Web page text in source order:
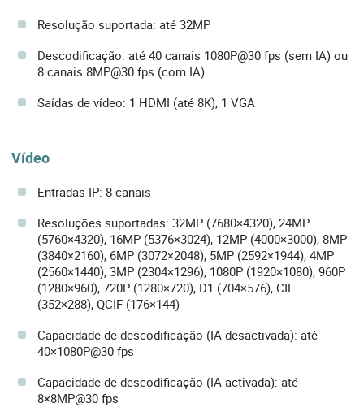
Resolução suportada: até 32MP
Descodificação: até 40 canais 1080P@30 fps (sem IA) ou
8 canais 8MP@30 fps (com IA)
Saídas de vídeo: 1 HDMI (até 8K), 1 VGA
Vídeo
Entradas IP: 8 canais
Resoluções suportadas: 32MP (7680×4320), 24MP
(5760×4320), 16MP (5376×3024), 12MP (4000×3000), 8MP
(3840×2160), 6MP (3072×2048), 5MP (2592×1944), 4MP
(2560×1440), 3MP (2304×1296), 1080P (1920×1080), 960P
(1280×960), 720P (1280×720), D1 (704×576), CIF
(352×288), QCIF (176×144)
Capacidade de descodificação (IA desactivada): até
40×1080P@30 fps
Capacidade de descodificação (IA activada): até
8×8MP@30 fps